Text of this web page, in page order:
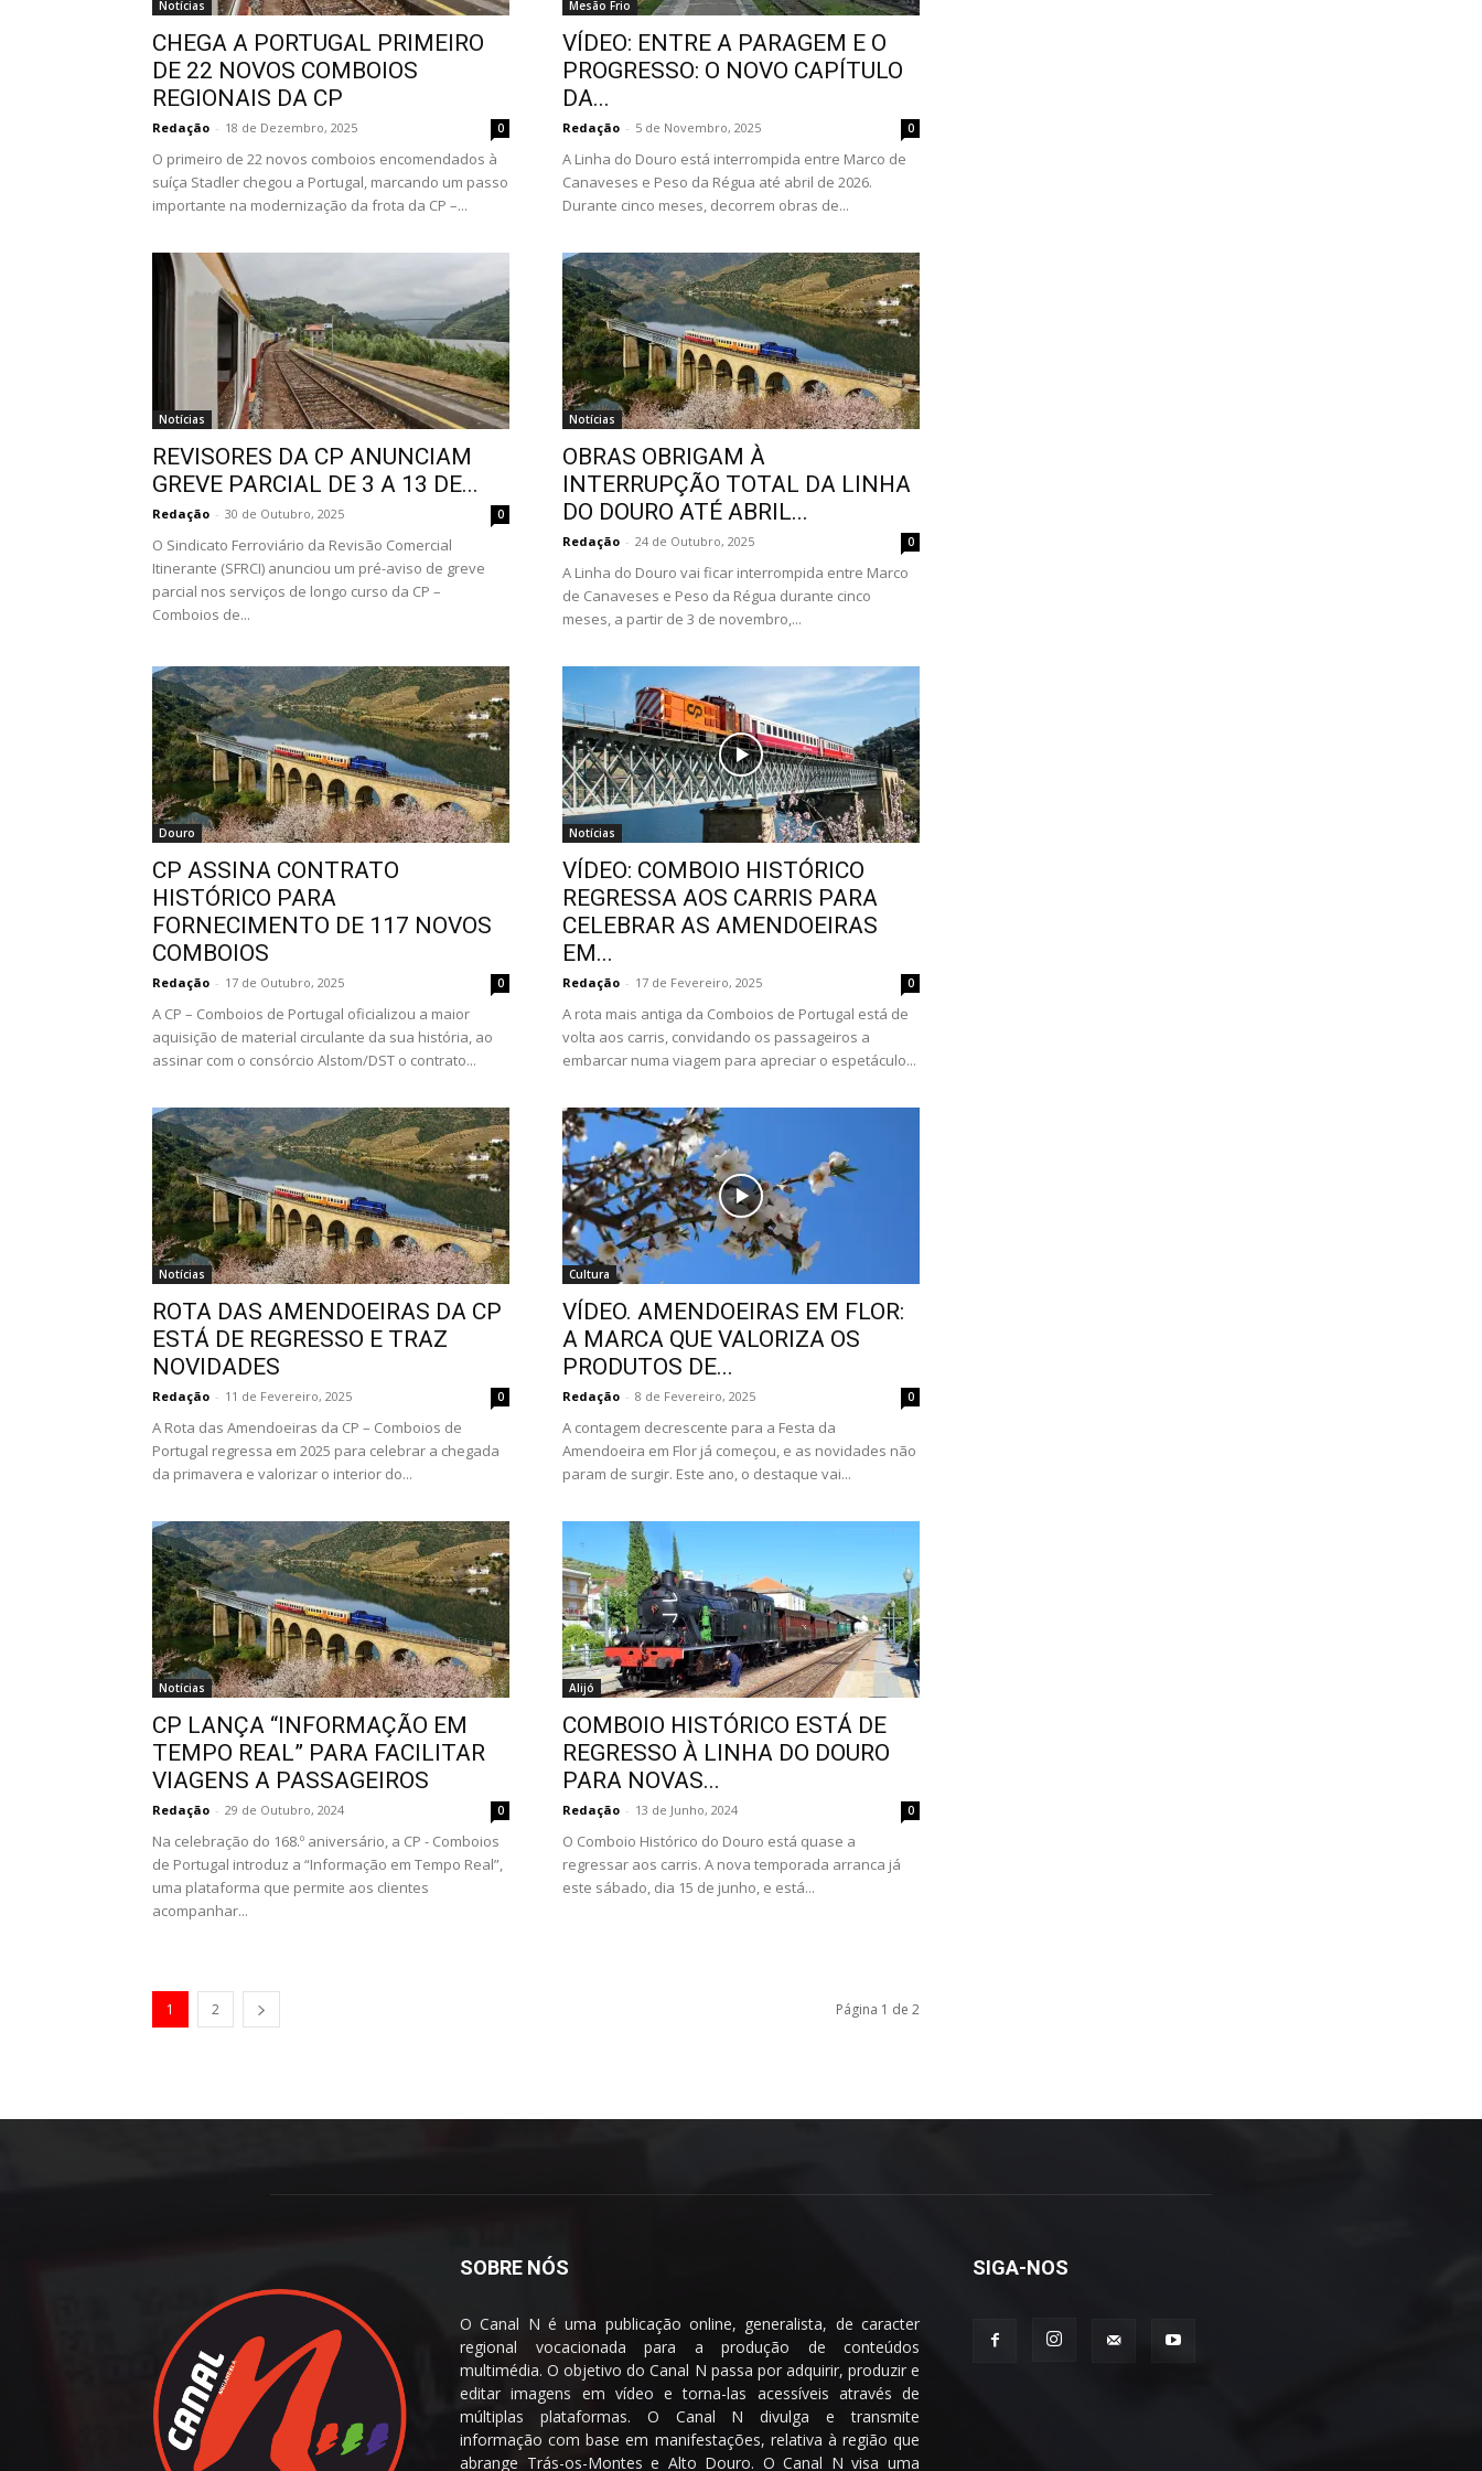
Notícias
CHEGA A PORTUGAL PRIMEIRO
DE 22 NOVOS COMBOIOS
REGIONAIS DA CP
Redação - 18 de Dezembro, 2025 0
O primeiro de 22 novos comboios encomendados à
suíça Stadler chegou a Portugal, marcando um passo
importante na modernização da frota da CP –...
Mesão Frio
VÍDEO: ENTRE A PARAGEM E O
PROGRESSO: O NOVO CAPÍTULO
DA...
Redação - 5 de Novembro, 2025 0
A Linha do Douro está interrompida entre Marco de
Canaveses e Peso da Régua até abril de 2026.
Durante cinco meses, decorrem obras de...
Notícias
REVISORES DA CP ANUNCIAM
GREVE PARCIAL DE 3 A 13 DE...
Redação - 30 de Outubro, 2025 0
O Sindicato Ferroviário da Revisão Comercial
Itinerante (SFRCI) anunciou um pré-aviso de greve
parcial nos serviços de longo curso da CP –
Comboios de...
Notícias
OBRAS OBRIGAM À
INTERRUPÇÃO TOTAL DA LINHA
DO DOURO ATÉ ABRIL...
Redação - 24 de Outubro, 2025 0
A Linha do Douro vai ficar interrompida entre Marco
de Canaveses e Peso da Régua durante cinco
meses, a partir de 3 de novembro,...
Douro
CP ASSINA CONTRATO
HISTÓRICO PARA
FORNECIMENTO DE 117 NOVOS
COMBOIOS
Redação - 17 de Outubro, 2025 0
A CP – Comboios de Portugal oficializou a maior
aquisição de material circulante da sua história, ao
assinar com o consórcio Alstom/DST o contrato...
Notícias
VÍDEO: COMBOIO HISTÓRICO
REGRESSA AOS CARRIS PARA
CELEBRAR AS AMENDOEIRAS
EM...
Redação - 17 de Fevereiro, 2025 0
A rota mais antiga da Comboios de Portugal está de
volta aos carris, convidando os passageiros a
embarcar numa viagem para apreciar o espetáculo...
Notícias
ROTA DAS AMENDOEIRAS DA CP
ESTÁ DE REGRESSO E TRAZ
NOVIDADES
Redação - 11 de Fevereiro, 2025 0
A Rota das Amendoeiras da CP – Comboios de
Portugal regressa em 2025 para celebrar a chegada
da primavera e valorizar o interior do...
Cultura
VÍDEO. AMENDOEIRAS EM FLOR:
A MARCA QUE VALORIZA OS
PRODUTOS DE...
Redação - 8 de Fevereiro, 2025 0
A contagem decrescente para a Festa da
Amendoeira em Flor já começou, e as novidades não
param de surgir. Este ano, o destaque vai...
Notícias
CP LANÇA “INFORMAÇÃO EM
TEMPO REAL” PARA FACILITAR
VIAGENS A PASSAGEIROS
Redação - 29 de Outubro, 2024 0
Na celebração do 168.º aniversário, a CP - Comboios
de Portugal introduz a “Informação em Tempo Real”,
uma plataforma que permite aos clientes
acompanhar...
Alijó
COMBOIO HISTÓRICO ESTÁ DE
REGRESSO À LINHA DO DOURO
PARA NOVAS...
Redação - 13 de Junho, 2024 0
O Comboio Histórico do Douro está quase a
regressar aos carris. A nova temporada arranca já
este sábado, dia 15 de junho, e está...
1 2 Página 1 de 2
SOBRE NÓS
O Canal N é uma publicação online, generalista, de caracter
regional vocacionada para a produção de conteúdos
multimédia. O objetivo do Canal N passa por adquirir, produzir e
editar imagens em vídeo e torna-las acessíveis através de
múltiplas plataformas. O Canal N divulga e transmite
informação com base em manifestações, relativa à região que
abrange Trás-os-Montes e Alto Douro. O Canal N visa uma
SIGA-NOS